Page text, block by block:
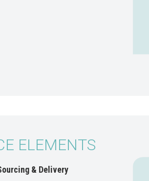
ELEMENTS
& Delivery